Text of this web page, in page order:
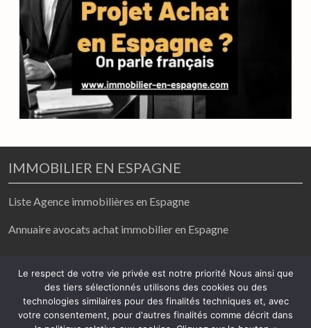
IMMOBILIER EN ESPAGNE
Liste Agence immobilières en Espagne
Annuaire avocats achat immobilier en Espagne
2026
Le respect de votre vie privée est notre priorité Nous ainsi que
des tiers sélectionnés utilisons des cookies ou des
technologies similaires pour des finalités techniques et, avec
votre consentement, pour d'autres finalités comme décrit dans